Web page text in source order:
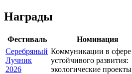
Награды
Фестиваль Номинация
Серебряный
Лучник
2026
Коммуникации в сфере
устойчивого развития:
экологические проекты